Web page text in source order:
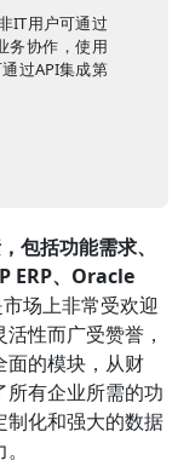
IT用户可通过
务协作，使用
过API集成第
包括功能需求、
ERP、Oracle
场上非常受欢迎
性而广受赞誉，
面的模块，从财
有企业所需的功
制化和强大的数据